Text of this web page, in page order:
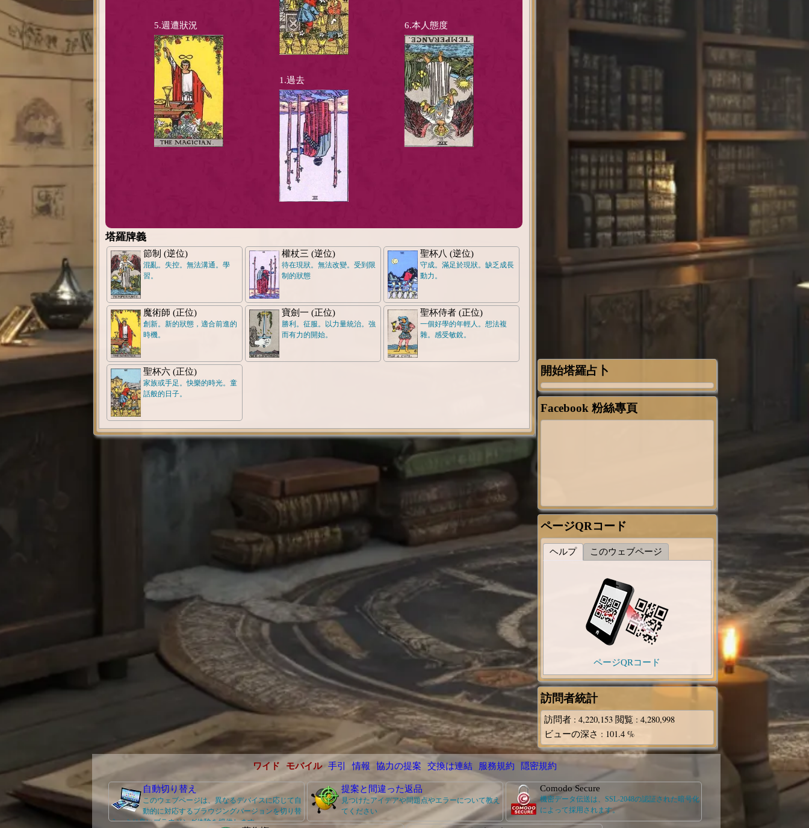
1.過去
5.週遭狀況 6.本人態度
塔羅牌義
節制 (逆位)
混亂。失控。無法溝通。學
習。
權杖三 (逆位)
待在現狀。無法改變。受到限
制的狀態
聖杯八 (逆位)
守成。滿足於現狀。缺乏成長
動力。
魔術師 (正位)
創新。新的狀態，適合前進的
時機。
寶劍一 (正位)
勝利。征服。以力量統治。強
而有力的開始。
聖杯侍者 (正位)
一個好學的年輕人。想法複
雜。感受敏銳。
聖杯六 (正位)
家族或手足。快樂的時光。童
話般的日子。
開始塔羅占卜
Facebook 粉絲專頁
ページQRコード
ヘルプ このウェブページ
ページQRコード
訪問者統計
訪問者: 4,220,153 閲覧: 4,280,998
ビューの深さ : 101.4 %
ワイド モバイル 手引 情報 協力の提案 交換は連結 服務規約 隠密規約
自動切り替え
このウェブページは、異なるデバイスに応じて自
動的に対応するブラウジングバージョンを切り替
え、より良いブラウジング体験を提供します。
提案と間違った返品
見つけたアイデアや問題点やエラーについて教え
てください
Comodo Secure
機密データ伝送は、SSL-2048の認証された暗号化
によって採用されます。